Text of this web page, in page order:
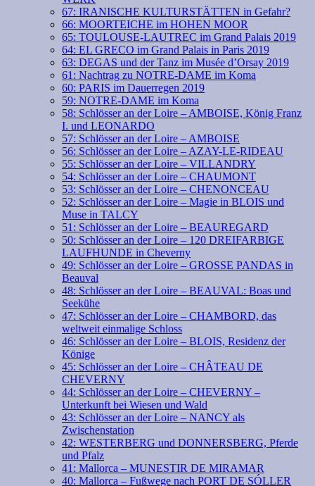
67: IRANISCHE KULTURSTÄTTEN in Gefahr?
66: MOORTEICHE im HOHEN MOOR
65: TOULOUSE-LAUTREC im Grand Palais 2019
64: EL GRECO im Grand Palais in Paris 2019
63: DEGAS und der Tanz im Musée d’Orsay 2019
61: Nachtrag zu NOTRE-DAME im Koma
60: PARIS im Dauerregen 2019
59: NOTRE-DAME im Koma
58: Schlösser an der Loire – AMBOISE, König Franz
I. und LEONARDO
57: Schlösser an der Loire – AMBOISE
56: Schlösser an der Loire – AZAY-LE-RIDEAU
55: Schlösser an der Loire – VILLANDRY
54: Schlösser an der Loire – CHAUMONT
53: Schlösser an der Loire – CHENONCEAU
52: Schlösser an der Loire – Magie in BLOIS und
Muse in TALCY
51: Schlösser an der Loire – BEAUREGARD
50: Schlösser an der Loire – 120 DREIFARBIGE
LAUFHUNDE in Cheverny
49: Schlösser an der Loire – GROSSE PANDAS in
Beauval
48: Schlösser an der Loire – BEAUVAL: Boas und
Seekühe
47: Schlösser an der Loire – CHAMBORD, das
weltweit einmalige Schloss
46: Schlösser an der Loire – BLOIS, Residenz der
Könige
45: Schlösser an der Loire – CHÂTEAU DE
CHEVERNY
44: Schlösser an der Loire – CHEVERNY –
Unterkunft bei Wiesen und Wald
43: Schlösser an der Loire – NANCY als
Zwischenstation
42: WESTERBERG und DONNERSBERG, Pferde
und Pfalz
41: Mallorca – MUNESTIR DE MIRAMAR
40: Mallorca – Fußwege nach PORT DE SÓLLER